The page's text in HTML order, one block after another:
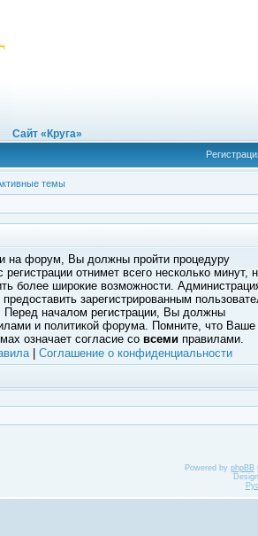
Сайт «Круга»
темы
на форум, Вы должны пройти процедуру
регистрации отнимет всего несколько минут,
более широкие возможности.
зарегистрированным
Перед началом регистрации, Вы должны
и политикой форума. Помните, что Ваше
означает согласие со всеми правилами.
| Соглашение о конфиденциальности
Powered by phpBB